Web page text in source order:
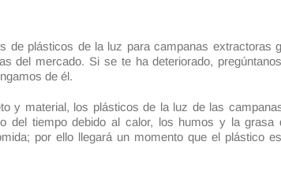
de plásticos de la luz para campanas extractoras
del mercado. Si se te ha deteriorado,
de él.
y material, los plásticos de la luz de las
del tiempo debido al calor, los humos y la grasa
por ello llegará un momento que el plástico